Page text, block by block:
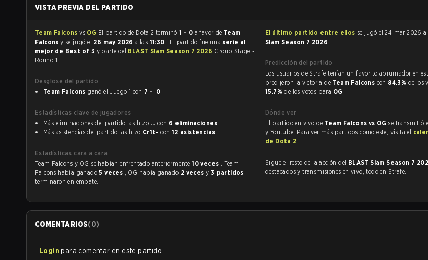
VISTA PREVIA DEL PARTIDO
Team Falconsvs OG El partido de Dota 2 terminó1 - 0 a favor de Team
Falconsy se jugó el 26 may 2026a las 11:30 . El partido fue una serie al
mejor de Best of 3 y parte del BLAST Slam Season 7 2026 Group Stage -
Round 1.
Desglose del partido
Team Falcons
ganó el Juego 1 con 7 - 0
Estadísticas clave de jugadores
Más eliminaciones del partido las hizo ... con 6 eliminaciones.
Más asistencias del partido las hizo Cr1t- con 12 asistencias.
Estadísticas cara a cara
Team Falcons y OG se habían enfrentado anteriormente10 veces . Team
Falcons había ganado5 veces , OG había ganado 2 veces y 3 partidos
terminaron en empate.
El último partido entre ellos se jugó el 24 mar 2026 a
Slam Season 7 2026
Predicción del partido
Los usuarios de Strafe tenían un favorito abrumador en este partido, y
predijeron la victoria de Team Falcons con 84.3% de los
15.7%de los votos para OG .
Dónde ver
El partido en vivo de Team Falcons vs OG se transmitió
y Youtube. Para ver más partidos como este, visita el
de Dota 2 .
Sigue el resto de la acción del BLAST Slam Season 7
destacados y transmisiones en vivo, todo en Strafe.
COMENTARIOS(0)
Login para comentar en este partido